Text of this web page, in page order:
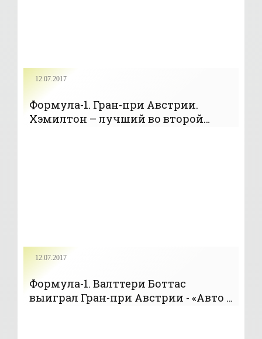
12.07.2017
Формула-1. Гран-при Австрии.
Хэмилтон – лучший во второй
12.07.2017
Формула-1. Валттери Боттас
выиграл Гран-при Австрии - «Авто -